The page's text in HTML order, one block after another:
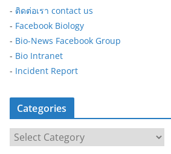
- ติดต่อเรา contact us
- Facebook Biology
- Bio-News Facebook Group
- Bio Intranet
- Incident Report
Categories
a